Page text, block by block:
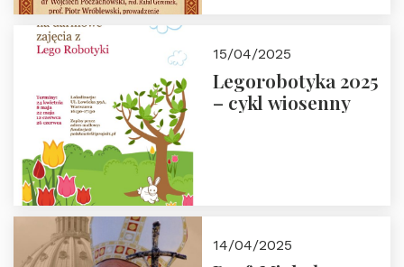
Trójmorza.
15/04/2025
Legorobotyka 2025
– cykl wiosenny
14/04/2025